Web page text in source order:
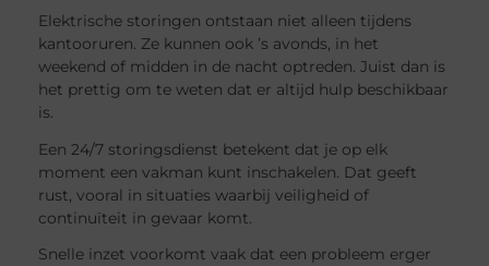
Elektrische storingen ontstaan niet alleen tijdens
kantooruren. Ze kunnen ook ’s avonds, in het
weekend of midden in de nacht optreden. Juist dan is
het prettig om te weten dat er altijd hulp beschikbaar
is.
Een 24/7 storingsdienst betekent dat je op elk
moment een vakman kunt inschakelen. Dat geeft
rust, vooral in situaties waarbij veiligheid of
continuïteit in gevaar komt.
Snelle inzet voorkomt vaak dat een probleem erger